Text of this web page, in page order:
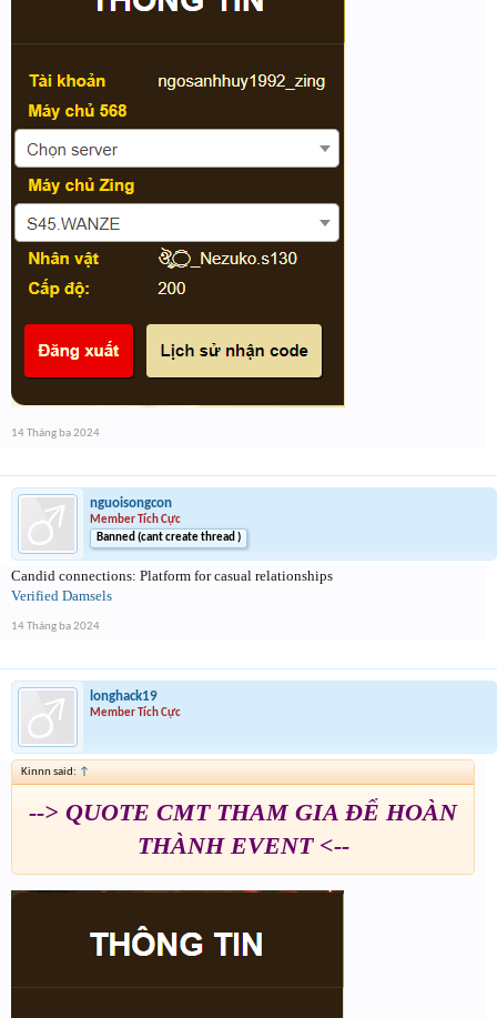
14 Tháng ba 2024
nguoisongcon
Member Tích Cực
Banned (cant create thread )
Candid connections: Platform for casual relationships
Verified Damsels
14 Tháng ba 2024
longhack19
Member Tích Cực
Kinnn said: ↑
--> QUOTE CMT THAM GIA ĐỂ HOÀN
THÀNH EVENT <--